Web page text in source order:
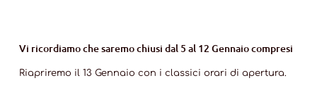
Vi ricordiamo che saremochiusi dal 5 al 12 Gennaiocompresi
Riapriremo il 13 Gennaio con i classici orari di apertura.